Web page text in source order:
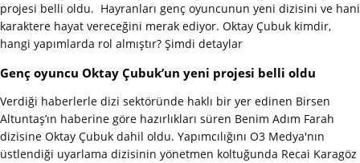
projesi belli oldu. Hayranları genç oyuncunun yeni dizisini ve hani
karaktere hayat vereceğini merak ediyor. Oktay Çubuk kimdir,
hangi yapımlarda rol almıştır? Şimdi detaylar
Genç oyuncu Oktay Çubuk’un yeni projesi belli oldu
Verdiği haberlerle dizi sektöründe haklı bir yer edinen Birsen
Altuntaş’ın haberine göre hazırlıkları süren Benim Adım Farah
dizisine Oktay Çubuk dahil oldu. Yapımcılığını O3 Medya'nın
üstlendiği uyarlama dizisinin yönetmen koltuğunda Recai Karagöz